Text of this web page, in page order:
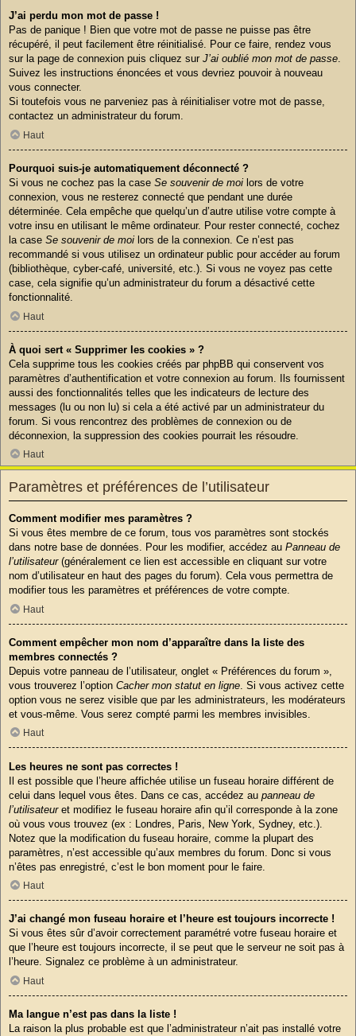
J’ai perdu mon mot de passe !
Pas de panique ! Bien que votre mot de passe ne puisse pas être
récupéré, il peut facilement être réinitialisé. Pour ce faire, rendez vous
sur la page de connexion puis cliquez sur J’ai oublié mon mot de passe.
Suivez les instructions énoncées et vous devriez pouvoir à nouveau
vous connecter.
Si toutefois vous ne parveniez pas à réinitialiser votre mot de passe,
contactez un administrateur du forum.
Haut
Pourquoi suis-je automatiquement déconnecté ?
Si vous ne cochez pas la case Se souvenir de moi lors de votre
connexion, vous ne resterez connecté que pendant une durée
déterminée. Cela empêche que quelqu’un d’autre utilise votre compte à
votre insu en utilisant le même ordinateur. Pour rester connecté, cochez
la case Se souvenir de moi lors de la connexion. Ce n’est pas
recommandé si vous utilisez un ordinateur public pour accéder au forum
(bibliothèque, cyber-café, université, etc.). Si vous ne voyez pas cette
case, cela signifie qu’un administrateur du forum a désactivé cette
fonctionnalité.
Haut
À quoi sert « Supprimer les cookies » ?
Cela supprime tous les cookies créés par phpBB qui conservent vos
paramètres d’authentification et votre connexion au forum. Ils fournissent
aussi des fonctionnalités telles que les indicateurs de lecture des
messages (lu ou non lu) si cela a été activé par un administrateur du
forum. Si vous rencontrez des problèmes de connexion ou de
déconnexion, la suppression des cookies pourrait les résoudre.
Haut
Paramètres et préférences de l’utilisateur
Comment modifier mes paramètres ?
Si vous êtes membre de ce forum, tous vos paramètres sont stockés
dans notre base de données. Pour les modifier, accédez au Panneau de
l’utilisateur(généralement ce lien est accessible en cliquant sur votre
nom d’utilisateur en haut des pages du forum). Cela vous permettra de
modifier tous les paramètres et préférences de votre compte.
Haut
Comment empêcher mon nom d’apparaître dans la liste des
membres connectés ?
Depuis votre panneau de l’utilisateur, onglet « Préférences du forum »,
vous trouverez l’option Cacher mon statut en ligne . Si vous activez cette
option vous ne serez visible que par les administrateurs, les modérateurs
et vous-même. Vous serez compté parmi les membres invisibles.
Haut
Les heures ne sont pas correctes !
Il est possible que l’heure affichée utilise un fuseau horaire différent de
celui dans lequel vous êtes. Dans ce cas, accédez au panneau de
l’utilisateuret modifiez le fuseau horaire afin qu’il corresponde à la zone
où vous vous trouvez (ex : Londres, Paris, New York, Sydney, etc.).
Notez que la modification du fuseau horaire, comme la plupart des
paramètres, n’est accessible qu’aux membres du forum. Donc si vous
n’êtes pas enregistré, c’est le bon moment pour le faire.
Haut
J’ai changé mon fuseau horaire et l’heure est toujours incorrecte !
Si vous êtes sûr d’avoir correctement paramétré votre fuseau horaire et
que l’heure est toujours incorrecte, il se peut que le serveur ne soit pas à
l’heure. Signalez ce problème à un administrateur.
Haut
Ma langue n’est pas dans la liste !
La raison la plus probable est que l’administrateur n’ait pas installé votre